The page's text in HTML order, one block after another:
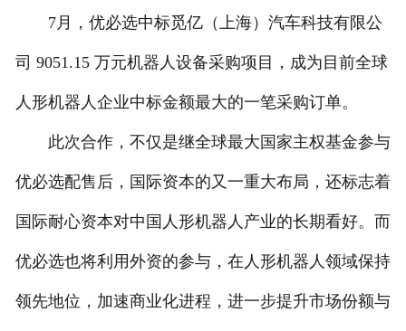
7月，优必选中标觅亿（上海）汽车科技有限公
司 9051.15 万元机器人设备采购项目，成为目前全球
人形机器人企业中标金额最大的一笔采购订单。
此次合作，不仅是继全球最大国家主权基金参与
优必选配售后，国际资本的又一重大布局，还标志着
国际耐心资本对中国人形机器人产业的长期看好。而
优必选也将利用外资的参与，在人形机器人领域保持
领先地位，加速商业化进程，进一步提升市场份额与